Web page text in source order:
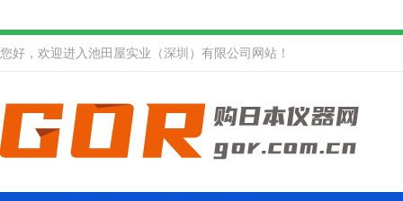
您好，欢迎进入池田屋实业（深圳）有限公司网站！